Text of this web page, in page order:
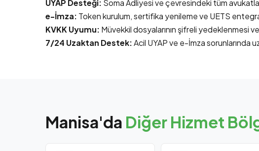
UYAP Desteği: Soma Adliyesi ve çevresindeki tüm
e-İmza: Token kurulum, sertifika yenileme ve UETS
KVKK Uyumu: Müvekkil dosyalarının şifreli yedeklenmesi
7/24 Uzaktan Destek:Acil UYAP ve e-İmza sorunlarında
Manisa'da Diğer Hizmet